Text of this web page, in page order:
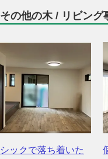
その他の木 / リビング
シックで落ち着いた